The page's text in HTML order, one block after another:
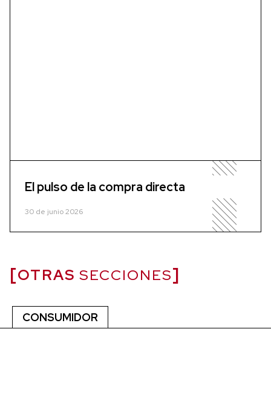
El pulso de la compra directa
30 de junio 2026
OTRAS SECCIONES
CONSUMIDOR